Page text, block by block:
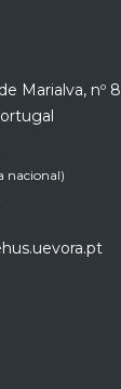
Marialva, nº 8
nacional)